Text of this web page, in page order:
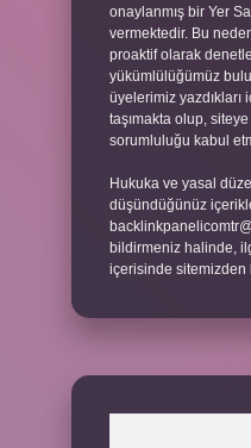
onaylanmış bir Yer
vermektedir. Bu
proaktif olarak
yükümlülüğümüz
üyelerimiz
taşımakta olup,
sorumluluğu kabul
Hukuka ve yasal
düşündüğünüz
bildirmeniz halinde,
içerisinde sitemizden